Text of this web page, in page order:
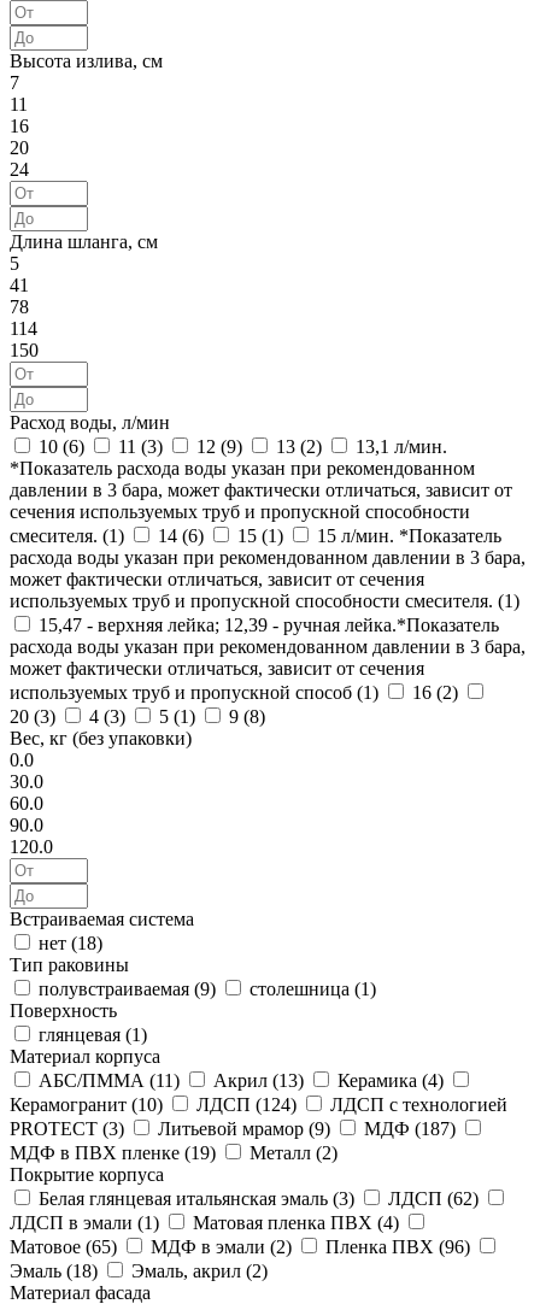
Высота излива, см
7
11
16
20
24
Длина шланга, см
5
41
78
114
150
Расход воды, л/мин
10 (6) 11 (3) 12 (9) 13 (2)
13,1 л/мин.
*Показатель расхода воды указан при рекомендованном
давлении в 3 бара, может фактически отличаться, зависит от
сечения используемых труб и пропускной способности
смесителя. (1) 14 (6) 15 (1)
15 л/мин. *Показатель
расхода воды указан при рекомендованном давлении в 3 бара,
может фактически отличаться, зависит от сечения
используемых труб и пропускной способности смесителя. (1)
15,47 - верхняя лейка; 12,39 - ручная лейка.*Показатель
расхода воды указан при рекомендованном давлении в 3 бара,
может фактически отличаться, зависит от сечения
используемых труб и пропускной способ (1) 16 (2)
20 (3) 4 (3) 5 (1) 9 (8)
Вес, кг (без упаковки)
0.0
30.0
60.0
90.0
120.0
Встраиваемая система
нет (18)
Тип раковины
полувстраиваемая (9) столешница (1)
Поверхность
глянцевая (1)
Материал корпуса
АБС/ПММА (11) Акрил (13) Керамика (4)
Керамогранит (10) ЛДСП (124)
ЛДСП с технологией
PROTECT (3) Литьевой мрамор (9) МДФ (187)
МДФ в ПВХ пленке (19) Металл (2)
Покрытие корпуса
Белая глянцевая итальянская эмаль (3) ЛДСП (62)
ЛДСП в эмали (1) Матовая пленка ПВХ (4)
Матовое (65) МДФ в эмали (2) Пленка ПВХ (96)
Эмаль (18) Эмаль, акрил (2)
Материал фасада